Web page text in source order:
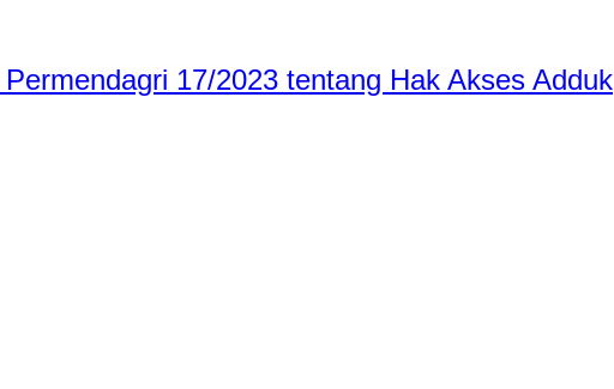
17/2023 tentang Hak Akses Adduk